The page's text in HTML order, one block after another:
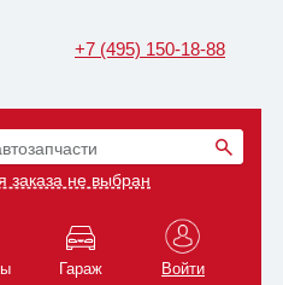
+7 (495) 150-18-88
заказа не выбран
Гараж Войти